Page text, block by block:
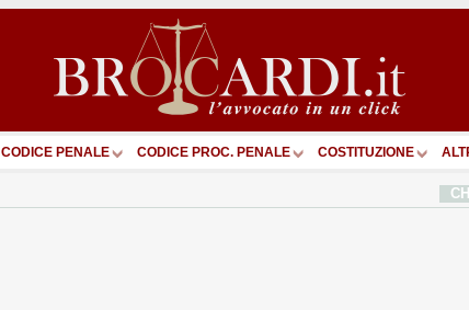
CODICE PENALE CODICE PROC. PENALE COSTITUZIONE